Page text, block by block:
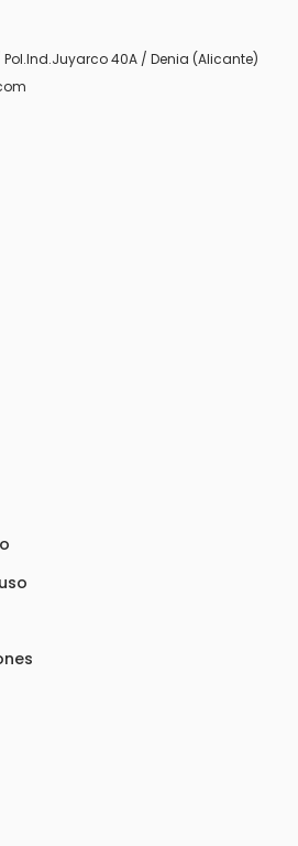
40A / Denia (Alicante)